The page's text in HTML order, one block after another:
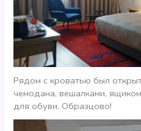
Рядом с кроватью был
чемодана, вешалками,
для обуви. Образцово!